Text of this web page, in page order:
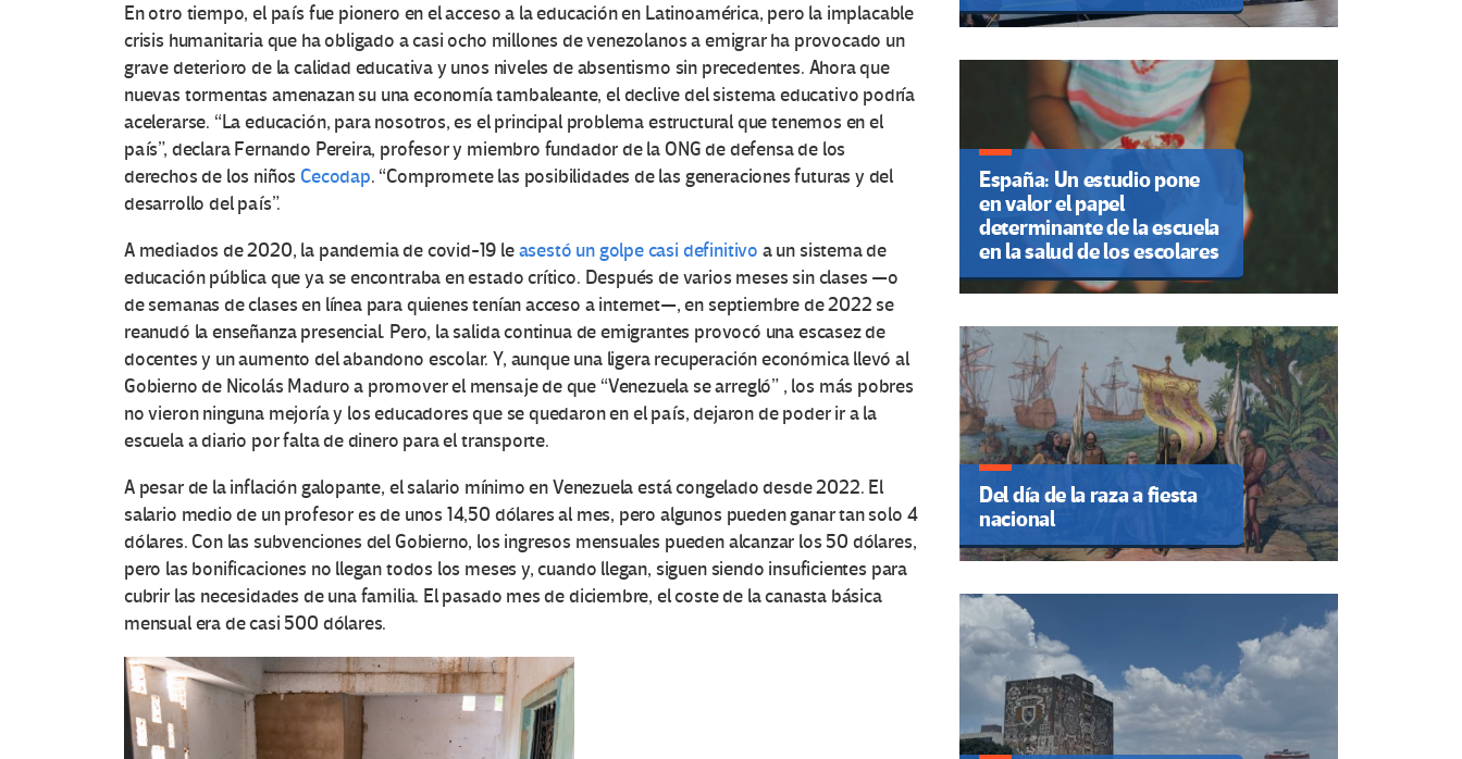
En otro tiempo, el país fue pionero en el acceso a la educación en Latinoamérica, pero la implacable
crisis humanitaria que ha obligado a casi ocho millones de venezolanos a emigrar ha provocado un
grave deterioro de la calidad educativa y unos niveles de absentismo sin precedentes. Ahora que
nuevas tormentas amenazan su una economía tambaleante, el declive del sistema educativo podría
acelerarse. “La educación, para nosotros, es el principal problema estructural que tenemos en el
país”, declara Fernando Pereira, profesor y miembro fundador de la ONG de defensa de los
derechos de los niñosCecodap. “Compromete las posibilidades de las generaciones futuras y del
desarrollo del país”.
A mediados de 2020, la pandemia de covid-19 leasestó un golpe casi definitivo a un sistema de
educación pública que ya se encontraba en estado crítico. Después de varios meses sin clases —o
de semanas de clases en línea para quienes tenían acceso a internet—, en septiembre de 2022 se
reanudó la enseñanza presencial. Pero, la salida continua de emigrantes provocó una escasez de
docentes y un aumento del abandono escolar. Y, aunque una ligera recuperación económica llevó al
Gobierno de Nicolás Maduro a promover el mensaje de que “Venezuela se arregló” , los más pobres
no vieron ninguna mejoría y los educadores que se quedaron en el país, dejaron de poder ir a la
escuela a diario por falta de dinero para el transporte.
A pesar de la inflación galopante, el salario mínimo en Venezuela está congelado desde 2022. El
salario medio de un profesor es de unos 14,50 dólares al mes, pero algunos pueden ganar tan solo 4
dólares. Con las subvenciones del Gobierno, los ingresos mensuales pueden alcanzar los 50 dólares,
pero las bonificaciones no llegan todos los meses y, cuando llegan, siguen siendo insuficientes para
cubrir las necesidades de una familia. El pasado mes de diciembre, el coste de la canasta básica
mensual era de casi 500 dólares.
España: Un estudio pone
en valor el papel
determinante de la escuela
en la salud de los escolares
Del día de la raza a fiesta
nacional